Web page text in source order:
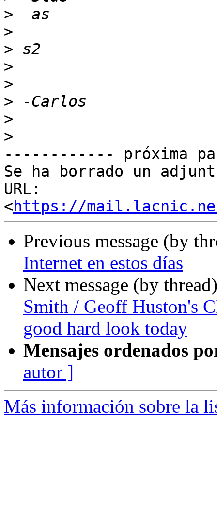
>
>
>
>
>
>
>
>
------------ próxima
Se ha borrado un
URL:
<https://
Previous message (by
Internet en estos días
Next message (by
Smith / Geoff Huston's
good hard look today
Mensajes ordenados
autor ]
Más información sobre la